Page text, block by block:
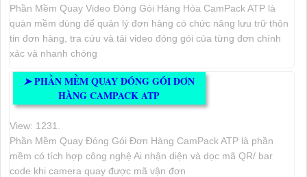
Phần Mềm Quay Video Đóng Gói Hàng Hóa CamPack ATP là
quàn mềm dùng để quản lý đơn hàng có chức năng lưu trữ thôn
tin đơn hàng, tra cứu và tải video đóng gói của từng đơn chính
xác và nhanh chóng
➤PHẦN MỀM QUAY ĐÓNG GÓI ĐƠN
HÀNG CAMPACK ATP
View: 1231.
Phần Mềm Quay Đóng Gói Đơn Hàng CamPack ATP là phần
mềm có tích hợp công nghệ Ai nhận diện và dọc mã QR/ bar
code khi camera quay được mã vận đơn